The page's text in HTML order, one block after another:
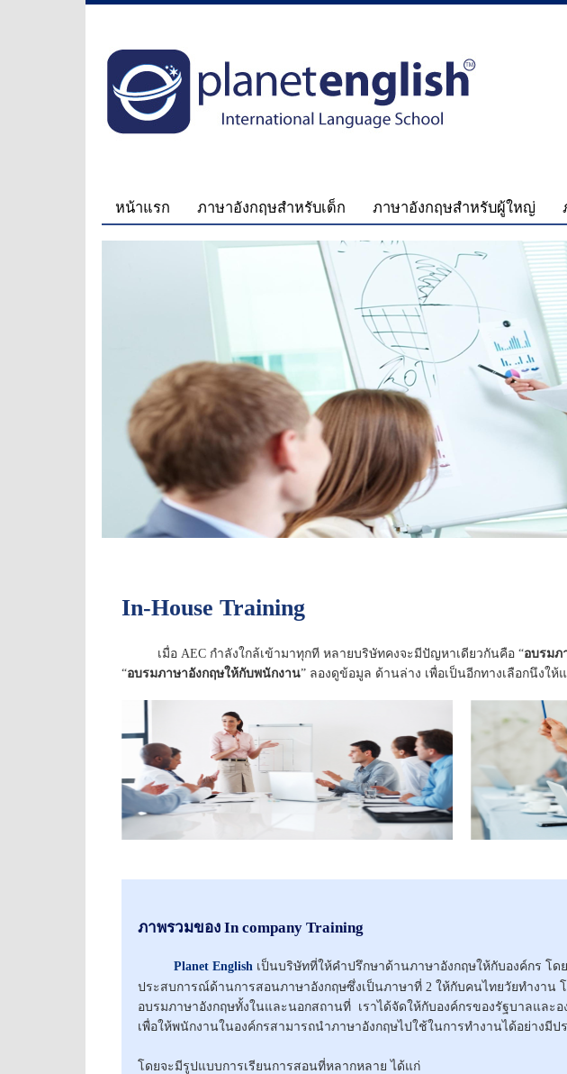
หน้าแรก ภาษาอังกฤษสำหรับเด็ก ภาษาอังกฤษสำหรับผู้ใหญ่
In-House Training
เมื่อ AEC กำลังใกล้เข้ามาทุกที หลายบริษัทคงจะมีปัญหาเดียวกันคือ “อบรมภ
“อบรมภาษาอังกฤษให้กับพนักงาน” ลองดูข้อมูล ด้านล่าง เพื่อเป็นอีกทางเลือกนึงให้
ภาพรวมของ In company Training
Planet English เป็นบริษัทที่ให้คำปรึกษาด้านภาษาอังกฤษให้กับองค์กร โ
ประสบการณ์ด้านการสอนภาษาอังกฤษซึ่งเป็นภาษาที่ 2 ให้กับคนไทยวัยทำงาน
อบรมภาษาอังกฤษทั้งในและนอกสถานที่ เราได้จัดให้กับองค์กรของรัฐบาลและ
เพื่อให้พนักงานในองค์กรสามารถนำภาษาอังกฤษไปใช้ในการทำงานได้อย่างมีป
โดยจะมีรูปแบบการเรียนการสอนที่หลากหลาย ได้แก่